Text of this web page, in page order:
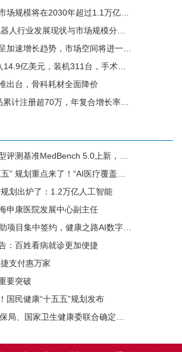
模将在2030年超过1.1万亿元人民币
展现状与市场规模分析 行业处于高速增长期
速增长趋势，市场空间将进一步打开
美元，装机311台，手术量同步增长19%
出台，骨科耗材全面降价
注册超70万，年复合增长率为20.9%
5.0上新，超31万次评测持续筑牢安全防线
重点来了！“AI医疗覆盖率100%”成硬指标
划出炉了：1.2万亿人工智能
申康医院发展中心副主任
签约，健康之路AI数字员工规模化落地再提速
：百姓看病就诊更加便捷
支付惠万家
要突破
国民健康“十五五”规划发布
生健康委联合确定基层医疗卫生重点联系城市